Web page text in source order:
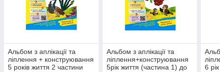
Альбом з аплікації та
ліплення + конструювання
5 років життя 2 частини
Альбом з аплікації та
ліплення+конструювання
5рік життя (частина 1) до
6